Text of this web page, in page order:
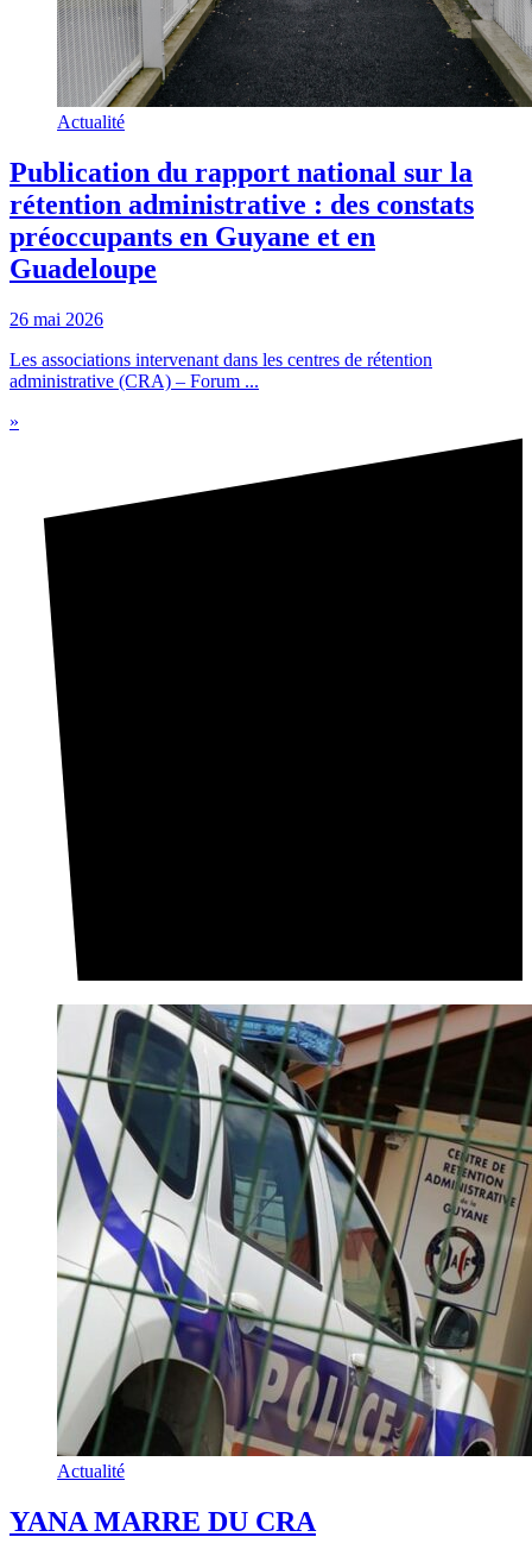
Actualité
Publication du rapport national sur la
rétention administrative : des constats
préoccupants en Guyane et en
Guadeloupe
26 mai 2026
Les associations intervenant dans les centres de rétention
administrative (CRA) – Forum ...
»
Actualité
YANA MARRE DU CRA